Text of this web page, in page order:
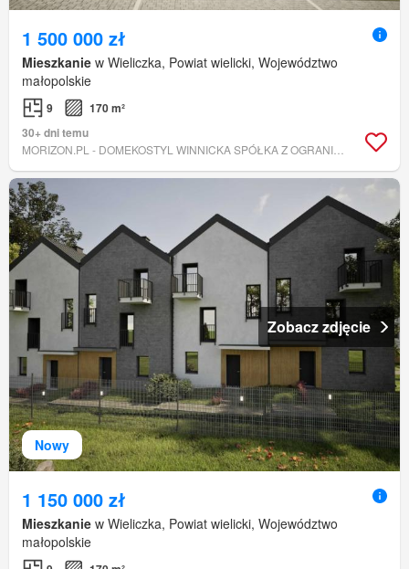
1 500 000 zł
Mieszkanie w Wieliczka, Powiat wielicki, Województwo
małopolskie
9
170 m²
30+ dni temu
Nowy
Zobacz zdjęcie
1 150 000 zł
Mieszkanie w Wieliczka, Powiat wielicki, Województwo
małopolskie